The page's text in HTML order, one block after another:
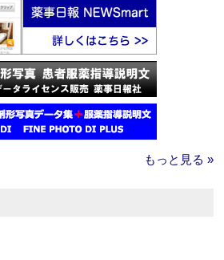
もっと見る »